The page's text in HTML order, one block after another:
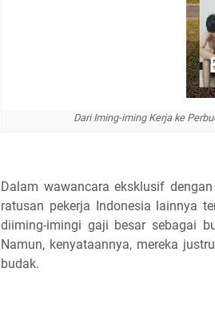
Dari Iming-iming Kerja ke
Dalam wawancara eksklusif dengan
ratusan pekerja Indonesia lainnya
diiming-imingi gaji besar sebagai
Namun, kenyataannya, mereka
budak.